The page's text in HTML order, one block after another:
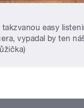
easy
vypadal by ten